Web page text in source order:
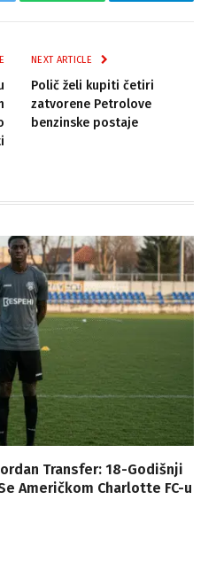
NEXT ARTICLE
Polič želi kupiti četiri
zatvorene Petrolove
benzinske postaje
Transfer: 18-Godišnji
Američkom Charlotte FC-u